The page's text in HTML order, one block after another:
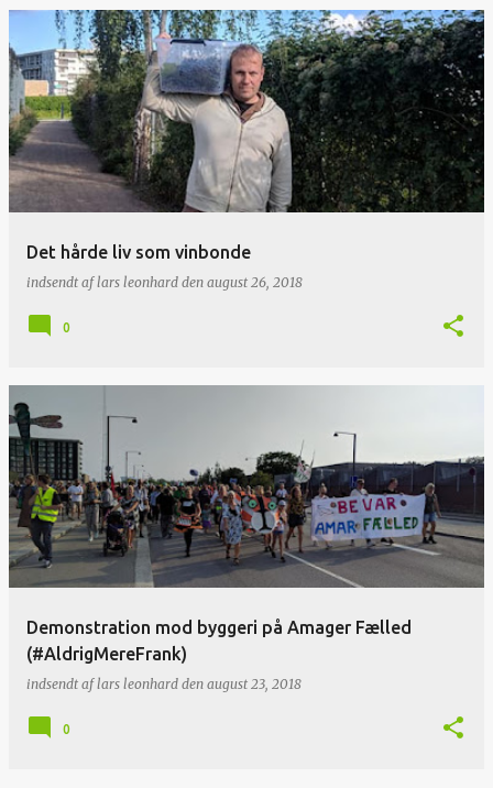
Det hårde liv som vinbonde
indsendt aflars leonhard den august 26, 2018
0
Demonstration mod byggeri på Amager Fælled
(#AldrigMereFrank)
indsendt aflars leonhard den august 23, 2018
0